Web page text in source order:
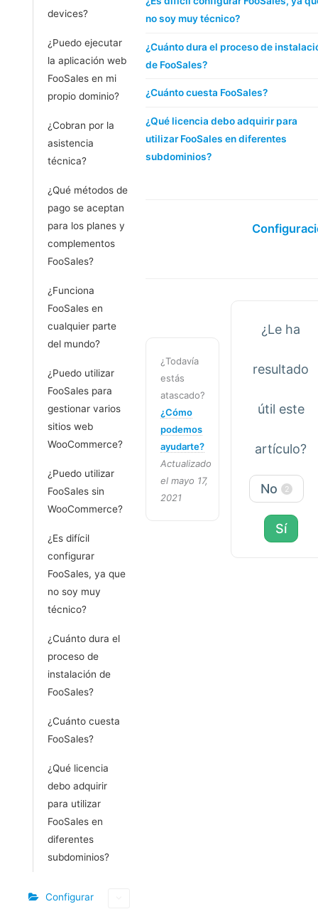
devices?
¿Puedo ejecutar
la aplicación web
FooSales en mi
propio dominio?
¿Cobran por la
asistencia
técnica?
¿Qué métodos de
pago se aceptan
para los planes y
complementos
FooSales?
¿Funciona
FooSales en
cualquier parte
del mundo?
¿Puedo utilizar
FooSales para
gestionar varios
sitios web
WooCommerce?
¿Puedo utilizar
FooSales sin
WooCommerce?
¿Es difícil
configurar
FooSales, ya que
no soy muy
técnico?
¿Cuánto dura el
proceso de
instalación de
FooSales?
¿Cuánto cuesta
FooSales?
¿Qué licencia
debo adquirir
para utilizar
FooSales en
diferentes
subdominios?
Configurar
no soy muy técnico?
¿Cuánto dura el proceso de
de FooSales?
¿Cuánto cuesta FooSales?
¿Qué licencia debo adquirir para
utilizar FooSales en diferentes
subdominios?
¿Todavía
estás
atascado?
¿Cómo
podemos
ayudarte?
Actualizado
el mayo 17,
2021
¿Le ha
resultado
útil este
artículo?
No 2
Sí